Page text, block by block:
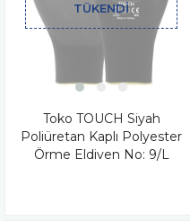
TÜKENDI
Toko TOUCH Siyah
Poliüretan Kaplı Polyester
Örme Eldiven No: 9/L